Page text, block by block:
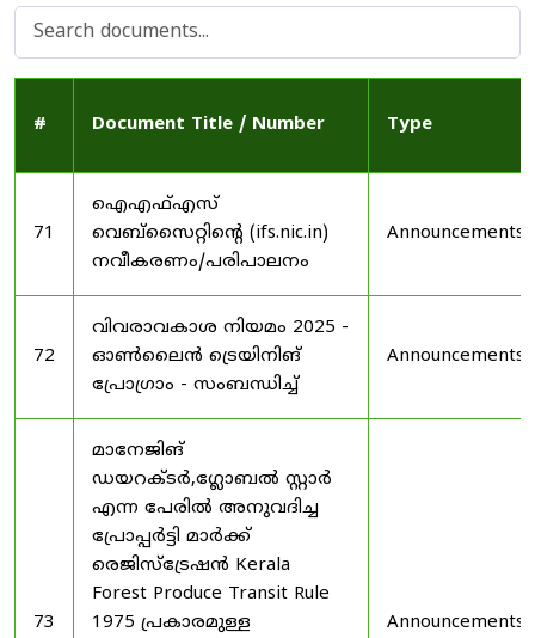
# Document Title / Number Type
71
ഐഎഫ്എസ്
വെബ്‌സൈറ്റിന്റെ (ifs.nic.in)
നവീകരണം/പരിപാലനം
Announcements
72
വിവരാവകാശ നിയമം 2025 -
ഓൺലൈൻ ട്രെയിനിങ്
പ്രോഗ്രാം - സംബന്ധിച്ച്
Announcements
73
മാനേജിങ്
ഡയറക്ടർ,ഗ്ലോബൽ സ്റ്റാർ
എന്ന പേരിൽ അനുവദിച്ച
പ്രോപ്പർട്ടി മാർക്ക്
രെജിസ്ട്രേഷൻ Kerala
Forest Produce Transit Rule
1975 പ്രകാരമുള്ള
Announcements